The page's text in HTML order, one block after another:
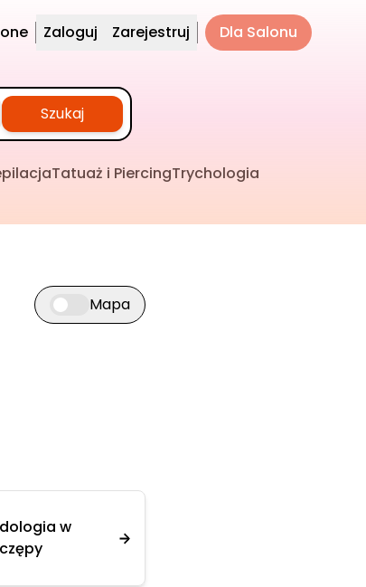
Zaloguj Zarejestruj Dla Salonu
Szukaj
Tatuaż i PiercingTrychologia
Przełącz widok mapy
Mapa
w